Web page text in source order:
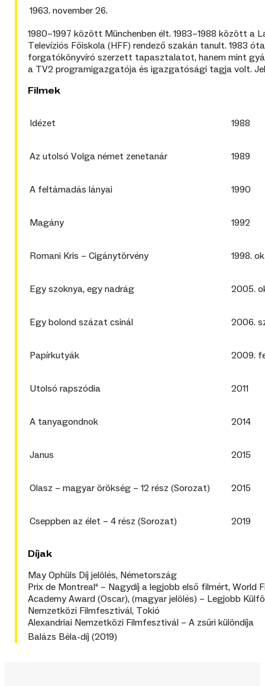
1963. november 26.
1980–1997 között Münchenben élt. 1983–1988 között a
Televíziós Főiskola (HFF) rendező szakán tanult. 1983
forgatókönyvíró szerzett tapasztalatot, hanem mint
a TV2 programigazgatója és igazgatósági tagja volt.
Filmek
Idézet 1988
Az utolsó Volga német zenetanár 1989
A feltámadás lányai 1990
Magány 1992
Romani Kris – Cigánytörvény 1998.
Egy szoknya, egy nadrág 2005.
Egy bolond százat csinál 2006.
Papírkutyák 2009.
Utolsó rapszódia 2011
A tanyagondnok 2014
Janus 2015
Olasz – magyar örökség – 12 rész (Sorozat) 2015
Cseppben az élet – 4 rész (Sorozat) 2019
Díjak
May Ophüls Díj jelölés, Németország
Prix de Montreal“ – Nagydíj a legjobb első filmért, World
Academy Award (Oscar), (magyar jelölés) – Legjobb
Nemzetközi Filmfesztivál, Tokió
Alexandriai Nemzetközi Filmfesztivál – A zsűri különdíja
Balázs Béla-díj (2019)